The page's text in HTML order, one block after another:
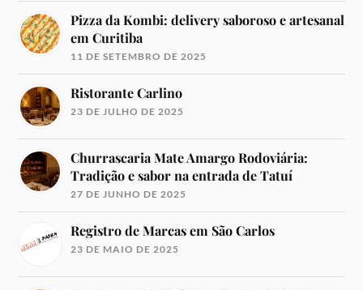
Pizza da Kombi: delivery saboroso e artesanal
em Curitiba
11 DE SETEMBRO DE 2025
Ristorante Carlino
23 DE JULHO DE 2025
Churrascaria Mate Amargo Rodoviária:
Tradição e sabor na entrada de Tatuí
27 DE JUNHO DE 2025
Registro de Marcas em São Carlos
23 DE MAIO DE 2025